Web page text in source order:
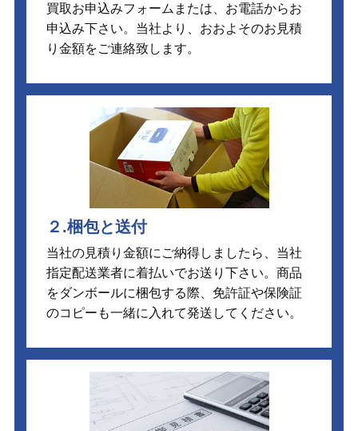
買取お申込みフォームまたは、お電話からお
申込み下さい。当社より、おおよそのお見積
り金額をご連絡致します。
２.梱包と送付
当社の見積り金額にご納得しましたら、当社
指定配送業者に着払いでお送り下さい。商品
をダンボールに梱包する際、免許証や保険証
のコピーも一緒に入れて発送してください。